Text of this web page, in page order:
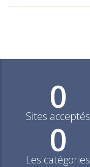
0
Sites acceptés
0
Les catégories